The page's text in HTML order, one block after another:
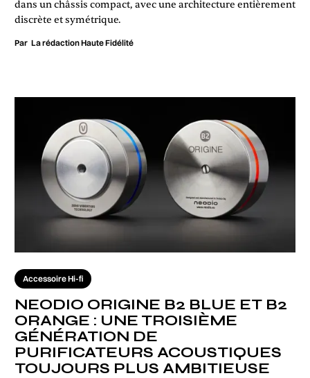
dans un châssis compact, avec une architecture entièrement
discrète et symétrique.
Par La rédaction Haute Fidélité
Accessoire Hi-fi
NEODIO ORIGINE B2 BLUE ET B2
ORANGE : UNE TROISIÈME
GÉNÉRATION DE
PURIFICATEURS ACOUSTIQUES
TOUJOURS PLUS AMBITIEUSE